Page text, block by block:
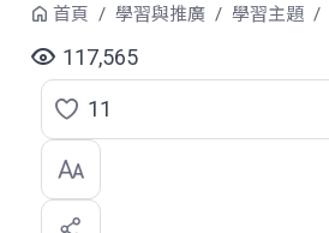
首頁 學習與推廣 學習主題
117,565
點
選
喜
11